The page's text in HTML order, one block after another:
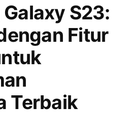
S23:
Fitur
Terbaik